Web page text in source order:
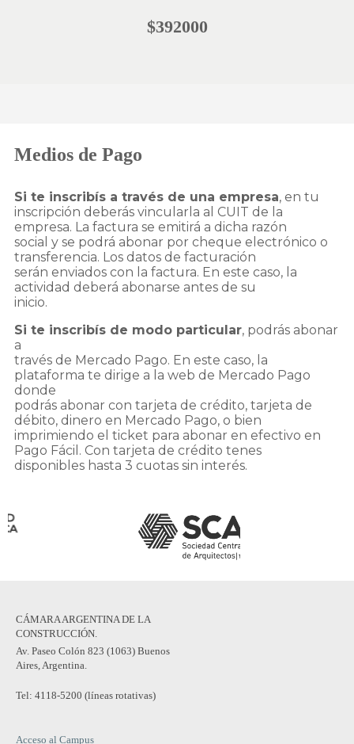
$392000
Medios de Pago
Si te inscribís a través de una empresa, en tu
inscripción deberás vincularla al CUIT de la
empresa. La factura se emitirá a dicha razón
social y se podrá abonar por cheque electrónico o
transferencia. Los datos de facturación
serán enviados con la factura. En este caso, la
actividad deberá abonarse antes de su
inicio.
Si te inscribís de modo particular, podrás abonar
a
través de Mercado Pago. En este caso, la
plataforma te dirige a la web de Mercado Pago
donde
podrás abonar con tarjeta de crédito, tarjeta de
débito, dinero en Mercado Pago, o bien
imprimiendo el ticket para abonar en efectivo en
Pago Fácil. Con tarjeta de crédito tenes
disponibles hasta 3 cuotas sin interés.
CÁMARA ARGENTINA DE LA
CONSTRUCCIÓN.
Av. Paseo Colón 823 (1063) Buenos
Aires, Argentina.
Tel: 4118-5200 (líneas rotativas)
Acceso al Campus